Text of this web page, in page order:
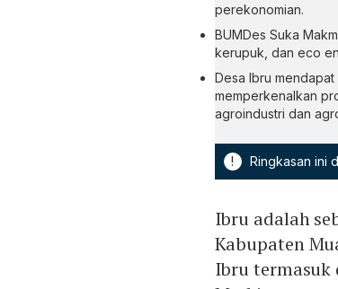
perekonomian.
BUMDes Suka
kerupuk, dan eco
Desa Ibru
memperkenalkan
agroindustri dan
! Ringkasan ini
Ibru adalah
Kabupaten
Ibru termasuk